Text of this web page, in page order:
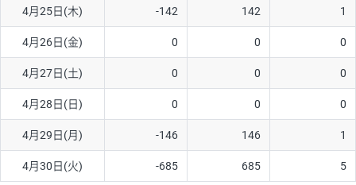
4月25日(木) -142 142 1
4月26日(金) 0 0 0
4月27日(土) 0 0 0
4月28日(日) 0 0 0
4月29日(月) -146 146 1
4月30日(火) -685 685 5